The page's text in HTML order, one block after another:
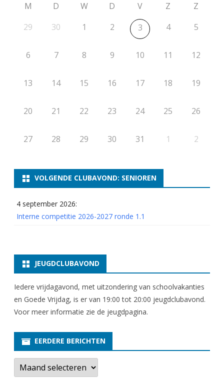
M D W D V Z
Z
29
30 1 2 3 4 5
6 7 8 9 10 11 12
13 14 15 16 17 18 19
20 21 22 23 24 25 26
27 28 29 30 31 1 2
VOLGENDE CLUBAVOND: SENIOREN
4 september 2026:
Interne competitie 2026-2027 ronde 1.1
JEUGDCLUBAVOND
Iedere vrijdagavond, met uitzondering van schoolvakanties
en Goede Vrijdag, is er van 19:00 tot 20:00 jeugdclubavond.
Voor meer informatie zie de jeugdpagina.
EERDERE BERICHTEN
E
r